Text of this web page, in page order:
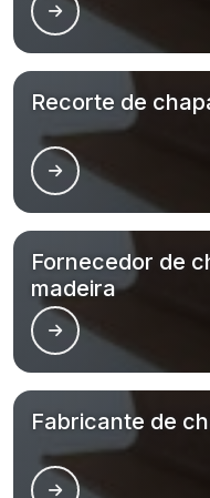
Recorte de
Fornecedor de
madeira
Fabricante de